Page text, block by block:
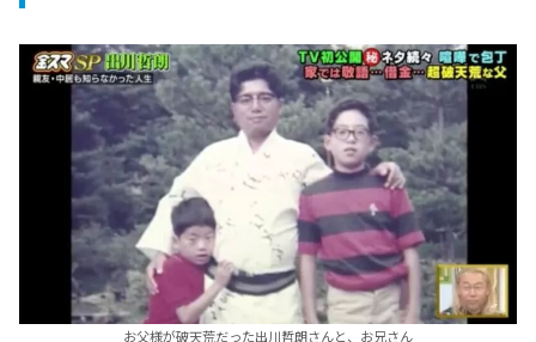
お父様が破天荒だった出川哲朗さんと、お兄さん